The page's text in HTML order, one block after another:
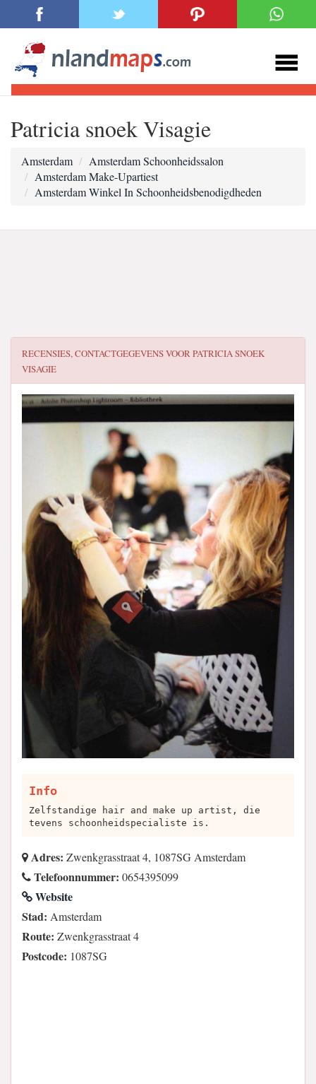
Patricia snoek Visagie
Amsterdam
Amsterdam Schoonheidssalon
Amsterdam Make-Upartiest
Amsterdam Winkel In Schoonheidsbenodigdheden
RECENSIES, CONTACTGEGEVENS VOORPATRICIA SNOEK
VISAGIE
Info
Zelfstandige hair and make up artist, die
tevens schoonheidspecialiste is.
Adres: Zwenkgrasstraat 4, 1087SG Amsterdam
Telefoonnummer: 0654395099
Website
Stad: Amsterdam
Route: Zwenkgrasstraat 4
Postcode: 1087SG